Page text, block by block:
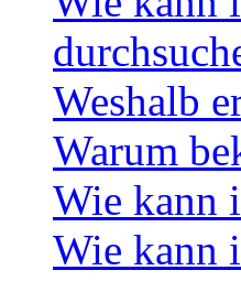
Weshalb
Warum
Wie kann
Wie kann